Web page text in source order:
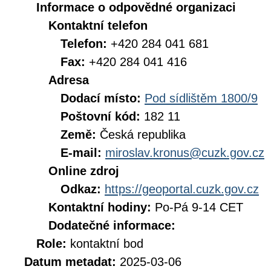
Informace o odpovědné organizaci
Kontaktní telefon
Telefon: +420 284 041 681
Fax: +420 284 041 416
Adresa
Dodací místo: Pod sídlištěm 1800/9
Poštovní kód: 182 11
Země: Česká republika
E-mail: miroslav.kronus@cuzk.gov.cz
Online zdroj
Odkaz: https://geoportal.cuzk.gov.cz
Kontaktní hodiny: Po-Pá 9-14 CET
Dodatečné informace:
Role: kontaktní bod
Datum metadat: 2025-03-06